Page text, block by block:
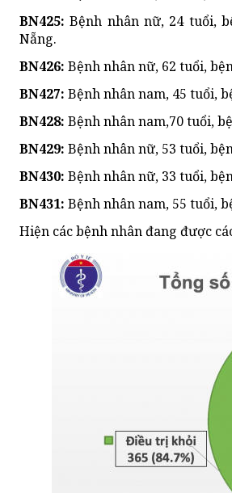
BN425: Bệnh nhân nữ, 24 tuổi,
Nẵng.
BN426: Bệnh nhân nữ, 62 tuổi,
BN427: Bệnh nhân nam, 45 tuổi,
BN428: Bệnh nhân nam,70 tuổi,
BN429: Bệnh nhân nữ, 53 tuổi,
BN430: Bệnh nhân nữ, 33 tuổi,
BN431: Bệnh nhân nam, 55 tuổi,
Hiện các bệnh nhân đang được